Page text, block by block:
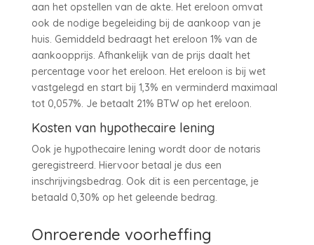
aan het opstellen van de akte. Het ereloon omvat
ook de nodige begeleiding bij de aankoop van je
huis. Gemiddeld bedraagt het ereloon 1% van de
aankoopprijs. Afhankelijk van de prijs daalt het
percentage voor het ereloon. Het ereloon is bij wet
vastgelegd en start bij 1,3% en verminderd maximaal
tot 0,057%. Je betaalt 21% BTW op het ereloon.
Kosten van hypothecaire lening
Ook je hypothecaire lening wordt door de notaris
geregistreerd. Hiervoor betaal je dus een
inschrijvingsbedrag. Ook dit is een percentage, je
betaald 0,30% op het geleende bedrag.
Onroerende voorheffing